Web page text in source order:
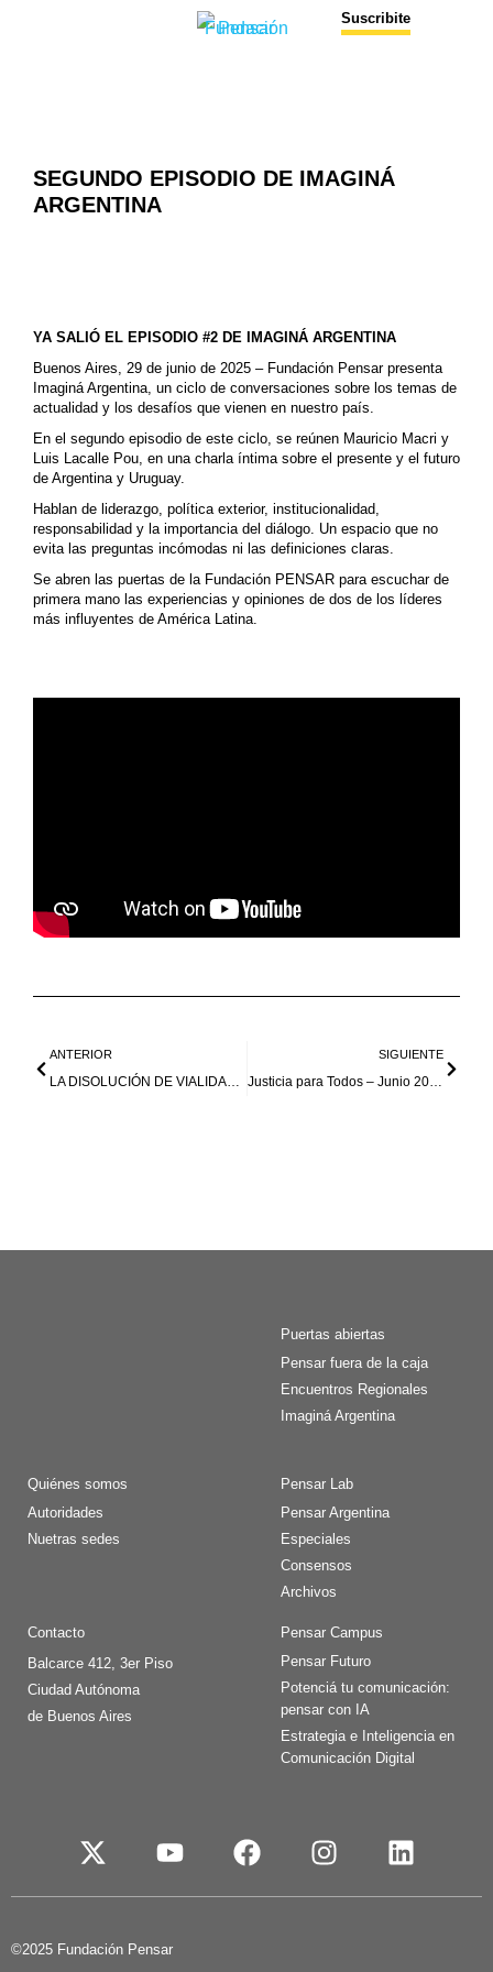
Suscribite
SEGUNDO EPISODIO DE IMAGINÁ
ARGENTINA
YA SALIÓ EL EPISODIO #2 DE IMAGINÁ ARGENTINA
Buenos Aires, 29 de junio de 2025 – Fundación Pensar presenta
Imaginá Argentina, un ciclo de conversaciones sobre los temas de
actualidad y los desafíos que vienen en nuestro país.
En el segundo episodio de este ciclo, se reúnen Mauricio Macri y
Luis Lacalle Pou, en una charla íntima sobre el presente y el futuro
de Argentina y Uruguay.
Hablan de liderazgo, política exterior, institucionalidad,
responsabilidad y la importancia del diálogo. Un espacio que no
evita las preguntas incómodas ni las definiciones claras.
Se abren las puertas de la Fundación PENSAR para escuchar de
primera mano las experiencias y opiniones de dos de los líderes
más influyentes de América Latina.
ANTERIOR
LA DISOLUCIÓN DE VIALIDAD NACIONAL
SIGUIENTE
Justicia para Todos – Junio 2025
Puertas abiertas
Pensar fuera de la caja
Encuentros Regionales
Imaginá Argentina
Quiénes somos
Autoridades
Nuetras sedes
Pensar Lab
Pensar Argentina
Especiales
Consensos
Archivos
Contacto
Balcarce 412, 3er Piso
Ciudad Autónoma
de Buenos Aires
Pensar Campus
Pensar Futuro
Potenciá tu comunicación:
pensar con IA
Estrategia e Inteligencia en
Comunicación Digital
©2025 Fundación Pensar